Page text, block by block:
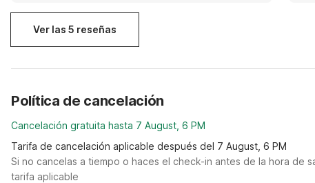
Ver las 5 reseñas
Política de cancelación
Cancelación gratuita hasta 7 August, 6 PM
Tarifa de cancelación aplicable después del 7 August, 6 PM
Si no cancelas a tiempo o haces el check-in antes de la hora de
tarifa aplicable